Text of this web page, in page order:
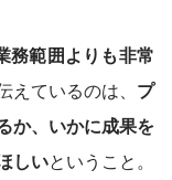
務範囲よりも非常
ているのは、 プ
か、いかに成果を
しいということ。